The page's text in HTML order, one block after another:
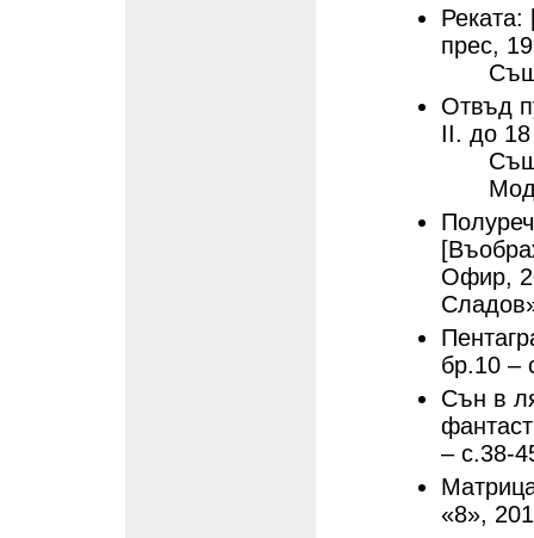
прес,
Отвъд
ІІ. до
Офир,
бр.10 –
Сън в
– с.38-
«8»,